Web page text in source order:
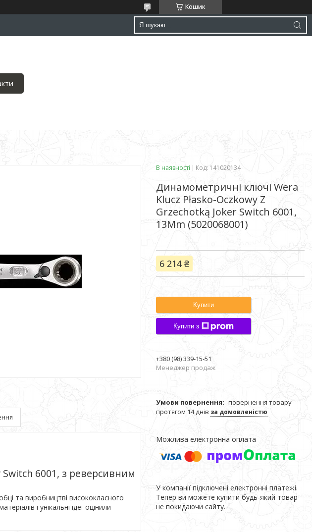
Кошик
6001, з реверсивним
та виробництві висококласного
і унікальні ідеї оцінили
В наявності Код: 141020134
Динамометричні ключі Wera
Klucz Płasko-Oczkowy Z
Grzechotką Joker Switch 6001,
13Mm (5020068001)
6 214 ₴
Купити
Купити з
+380 (98) 339-15-51
Менеджер продаж
повернення товару
протягом 14 днів за домовленістю
У компанії підключені електронні платежі.
Тепер ви можете купити будь-який товар
не покидаючи сайту.